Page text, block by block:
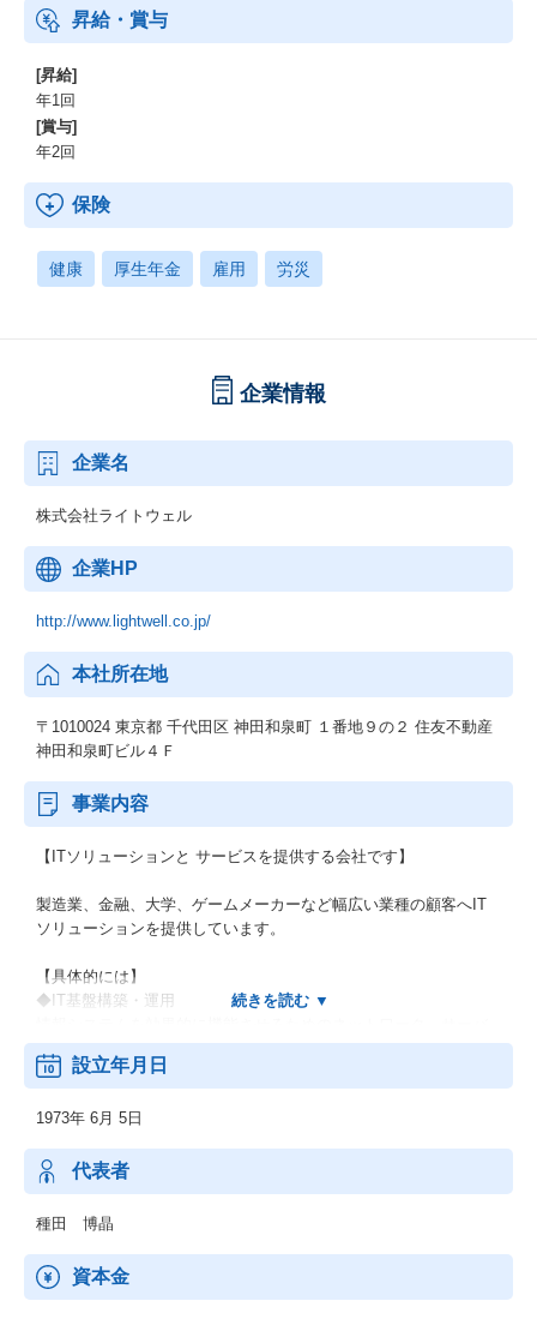
昇給・賞与
[昇給]
年1回
[賞与]
年2回
保険
健康 厚生年金 雇用 労災
企業情報
企業名
株式会社ライトウェル
企業HP
http://www.lightwell.co.jp/
本社所在地
〒1010024 東京都 千代田区 神田和泉町 １番地９の２ 住友不動産
神田和泉町ビル４Ｆ
事業内容
【ITソリューションと サービスを提供する会社です】
製造業、金融、大学、ゲームメーカーなど幅広い業種の顧客へIT
ソリューションを提供しています。
【具体的には】
◆IT基盤構築・運用
ー、セキュリティ等の基盤の導入を提供致します。
◆設計・製造
ムダを排除します。
◆ソフトウェア・システム開発
Host系から、PC、WEB領域まで多様な形態のITシステム開発をし
ています。
◆データ分析・管理
T環境をご提供します。
設立年月日
1973年 6月 5日
代表者
種田 博晶
資本金